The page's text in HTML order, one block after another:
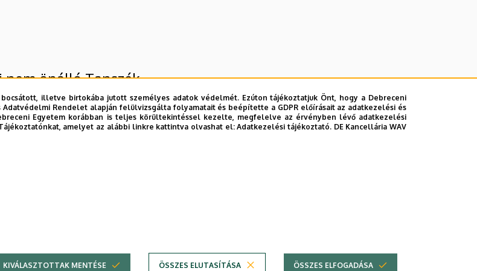
nem önálló Tanszék
illetve birtokába jutott személyes adatok védelmét. Ezúton tájékoztatjuk Önt, hogy a Debreceni
Adatvédelmi Rendelet alapján felülvizsgálta folyamatait és beépítette a GDPR előírásait az adatkezelési és
Egyetem korábban is teljes körültekintéssel kezelte, megfelelve az érvényben lévő adatkezelési
amelyet az alábbi linkre kattintva olvashat el:Adatkezelési tájékoztató. DE Kancellária WAV
KIVÁLASZTOTTAK MENTÉSE ÖSSZES ELUTASÍTÁSA ÖSSZES ELFOGADÁSA